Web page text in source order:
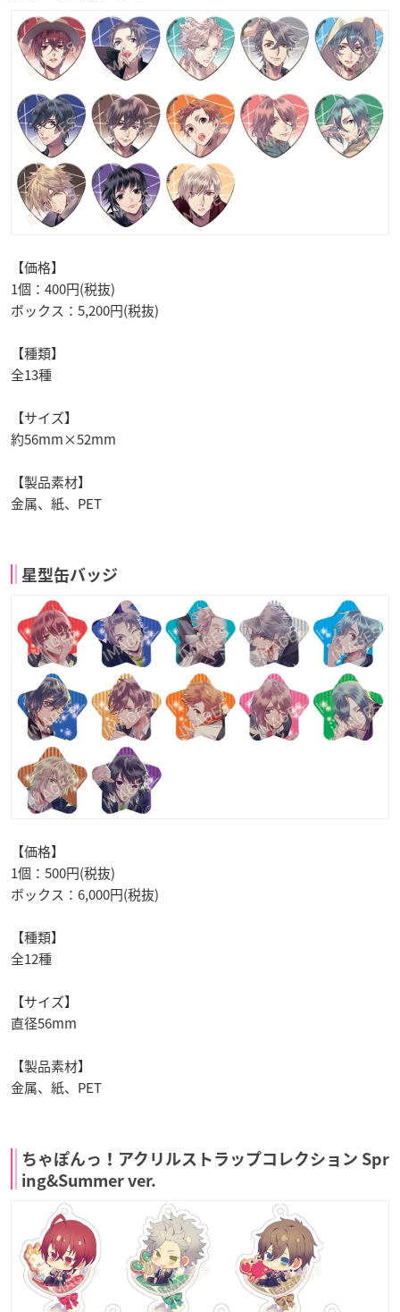
【価格】
1個：400円(税抜)
ボックス：5,200円(税抜)
【種類】
全13種
【サイズ】
約56mm×52mm
【製品素材】
金属、紙、PET
星型缶バッジ
【価格】
1個：500円(税抜)
ボックス：6,000円(税抜)
【種類】
全12種
【サイズ】
直径56mm
【製品素材】
金属、紙、PET
ちゃぽんっ！アクリルストラップコレクション Spr
ing&Summer ver.